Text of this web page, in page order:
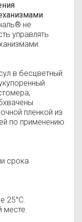
не
управлять
в бесцветный
пленкой из
по применению
срока
25°С.
месте.